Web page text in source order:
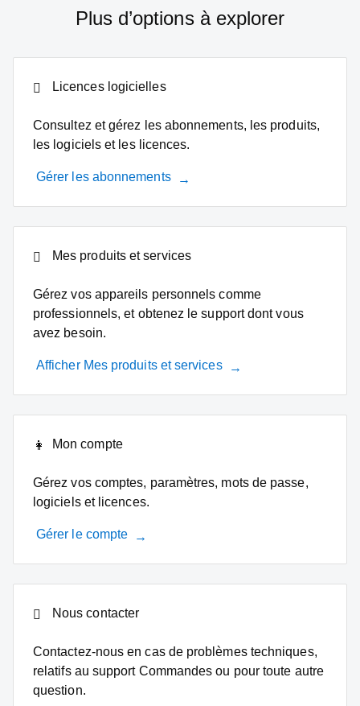
Plus d’options à explorer
Licences logicielles
Consultez et gérez les abonnements, les produits,
les logiciels et les licences.
Gérer les abonnements
Mes produits et services
Gérez vos appareils personnels comme
professionnels, et obtenez le support dont vous
avez besoin.
Afficher Mes produits et services
Mon compte
Gérez vos comptes, paramètres, mots de passe,
logiciels et licences.
Gérer le compte
Nous contacter
Contactez-nous en cas de problèmes techniques,
relatifs au support Commandes ou pour toute autre
question.